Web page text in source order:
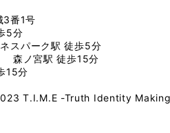
番1号
5分
スパーク駅 徒歩5分
森ノ宮駅 徒歩15分
分
T.I.M.E -Truth Identity